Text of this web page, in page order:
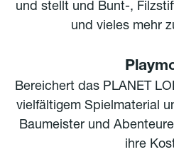
und stellt und Bunt-,
und vieles mehr
Bereichert das PLANET
vielfältigem Spielmaterial
Baumeister und
ihre